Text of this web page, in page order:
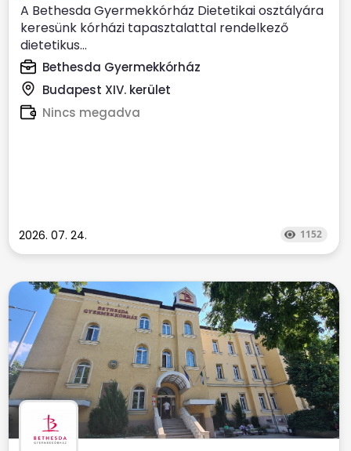
A Bethesda Gyermekkórház Dietetikai osztályára
keresünk kórházi tapasztalattal rendelkező
dietetikus...
Bethesda Gyermekkórház
Budapest XIV. kerület
Nincs megadva
2026. 07. 24. 1152